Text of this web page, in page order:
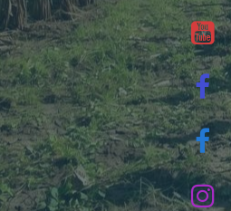



